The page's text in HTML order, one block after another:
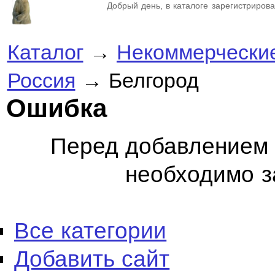
Добрый день, в каталоге
Каталог→
Россия → Белгород
Ошибка
Перед добавлением
необходимо
Все категории
Добавить сайт